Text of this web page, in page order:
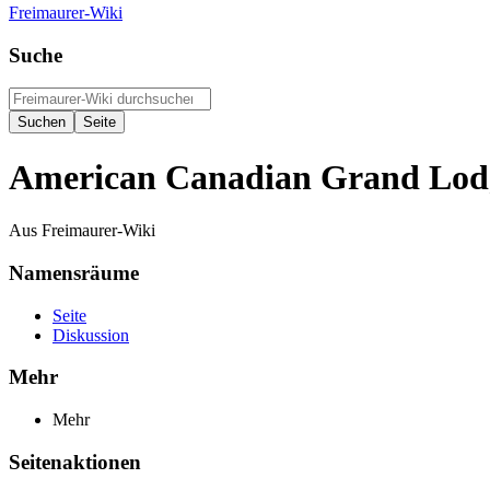
Freimaurer-Wiki
Suche
American Canadian Grand
Aus Freimaurer-Wiki
Namensräume
Seite
Diskussion
Mehr
Mehr
Seitenaktionen